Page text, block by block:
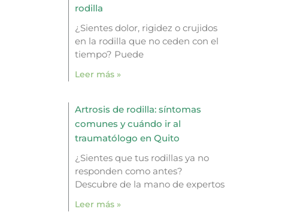
rodilla
¿Sientes dolor, rigidez o crujidos
en la rodilla que no ceden con el
tiempo? Puede
Leer más »
Artrosis de rodilla: síntomas
comunes y cuándo ir al
traumatólogo en Quito
¿Sientes que tus rodillas ya no
responden como antes?
Descubre de la mano de expertos
Leer más »